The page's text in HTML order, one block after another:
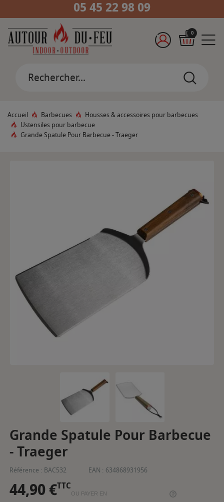
05 45 22 98 09
0
Accueil Barbecues
Housses & accessoires pour barbecues
Ustensiles pour barbecue
Grande Spatule Pour Barbecue - Traeger
Grande Spatule Pour Barbecue
- Traeger
Référence : BAC532 EAN : 634868931956
44,90 €TTC
OU PAYER EN